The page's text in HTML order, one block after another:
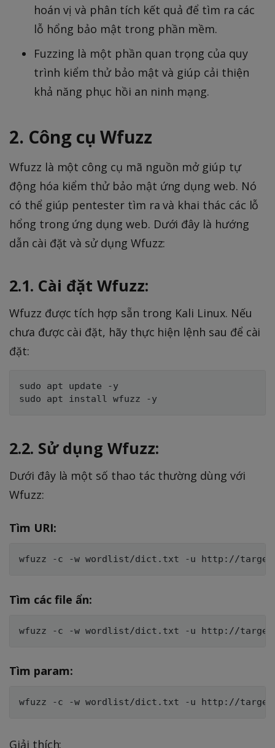
hoán vị và phân tích kết quả để tìm ra các
lỗ hổng bảo mật trong phần mềm.
Fuzzing là một phần quan trọng của quy
trình kiểm thử bảo mật và giúp cải thiện
khả năng phục hồi an ninh mạng.
2. Công cụ Wfuzz
Wfuzz là một công cụ mã nguồn mở giúp tự
động hóa kiểm thử bảo mật ứng dụng web. Nó
có thể giúp pentester tìm ra và khai thác các lỗ
hổng trong ứng dụng web. Dưới đây là hướng
dẫn cài đặt và sử dụng Wfuzz:
2.1. Cài đặt Wfuzz:
Wfuzz được tích hợp sẵn trong Kali Linux. Nếu
chưa được cài đặt, hãy thực hiện lệnh sau để cài
đặt:
sudo apt update -y
2.2. Sử dụng Wfuzz:
Dưới đây là một số thao tác thường dùng với
Wfuzz:
Tìm URI:
Tìm các file ẩn:
Tìm param:
Giải thích: